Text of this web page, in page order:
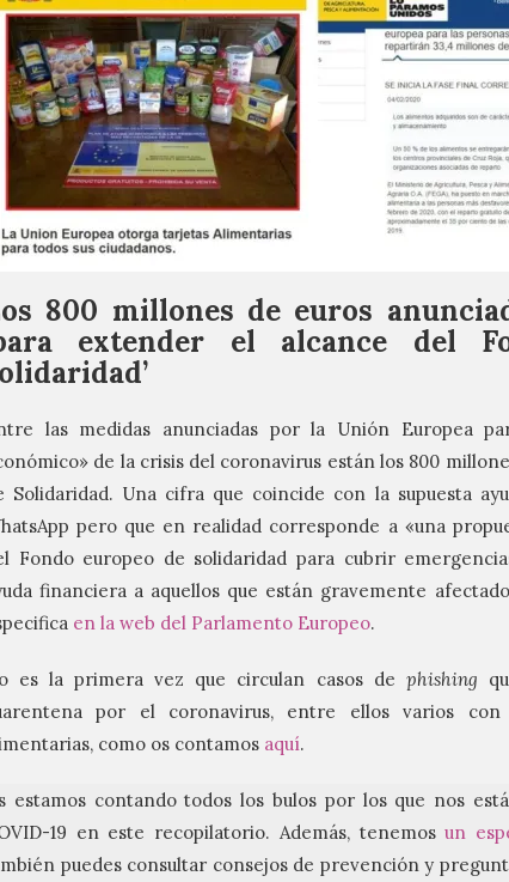
800 millones de euros
extender el alcance del
las medidas anunciadas por la Unión Europea
de la crisis del coronavirus están los 800
Solidaridad. Una cifra que coincide con la supuesta
pero que en realidad corresponde a «una
Fondo europeo de solidaridad para cubrir
financiera a aquellos que están gravemente
en la web del Parlamento Europeo.
es la primera vez que circulan casos de phishing
por el coronavirus, entre ellos varios con
como os contamos aquí.
estamos contando todos los bulos por los que nos
19 en este recopilatorio. Además, tenemosun
puedes consultar consejos de prevención y